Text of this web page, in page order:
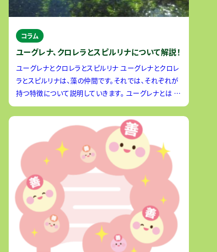
コラム
ユーグレナ、クロレラとスピルリナについて解説！
ユーグレナとクロレラとスピルリナ ユーグレナとクロレ
ラとスピルリナは、藻の仲間です。それでは、それぞれが
持つ特徴について説明していきます。 ユーグレナとは ユ
ーグレナは和名をミドリムシといい、わかめや昆布など
と同じ